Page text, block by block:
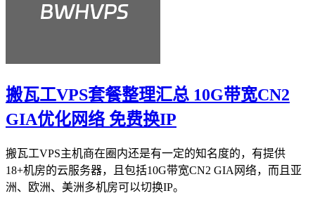
搬瓦工VPS套餐整理汇总 10G带宽CN2
GIA优化网络 免费换IP
搬瓦工VPS主机商在圈内还是有一定的知名度的，有提供
18+机房的云服务器，且包括10G带宽CN2 GIA网络，而且亚
洲、欧洲、美洲多机房可以切换IP。